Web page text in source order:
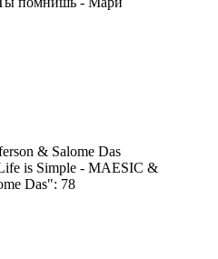
& Salome Das
is Simple - MAESIC &
Das": 78